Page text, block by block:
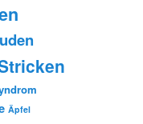
Äpfel